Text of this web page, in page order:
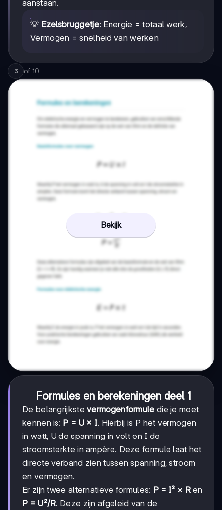
aanstaan.
💡 Ezelsbruggetje: Energie = totaal werk,
Vermogen = snelheid van werken
3 of 10
Bekijk
Formules en berekeningen deel 1
De belangrijkstevermogenformule die je moet
kennen is: P = U × I. Hierbij is P het vermogen
in watt, U de spanning in volt en I de
stroomsterkte in ampère. Deze formule laat het
directe verband zien tussen spanning, stroom
en vermogen.
Er zijn twee alternatieve formules: P = I² × Ren
P = U²/R. Deze zijn afgeleid van de